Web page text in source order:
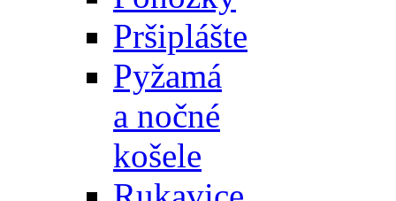
Pršiplášte
Pyžamá
a nočné
košele